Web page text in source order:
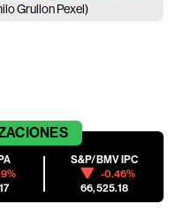
Grullon Pexel)
S&P/BMV IPC
-0.46%
66,525.18